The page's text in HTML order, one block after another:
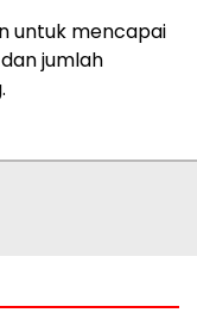
untuk mencapai
jumlah